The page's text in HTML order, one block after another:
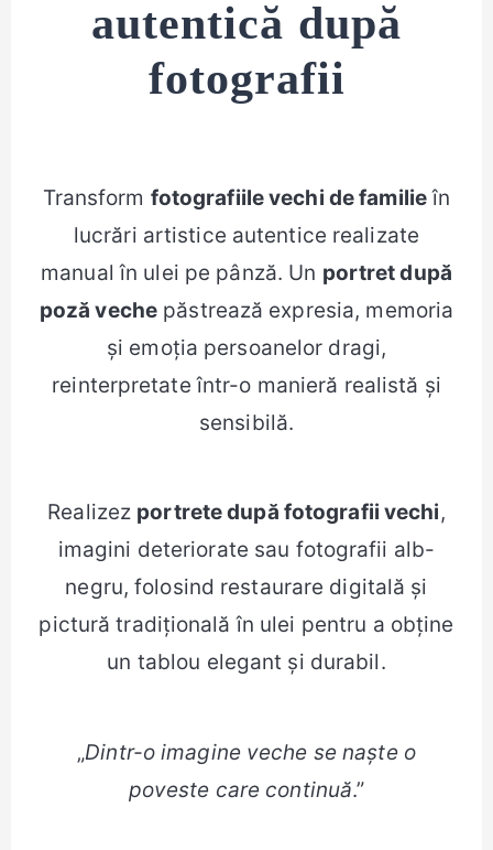
autentică după
fotografii
Transform fotografiile vechi de familieîn
lucrări artistice autentice realizate
manual în ulei pe pânză. Un portret după
poză veche păstrează expresia, memoria
și emoția persoanelor dragi,
reinterpretate într-o manieră realistă și
sensibilă.
Realizez portrete după fotografii vechi,
imagini deteriorate sau fotografii alb-
negru, folosind restaurare digitală și
pictură tradițională în ulei pentru a obține
un tablou elegant și durabil.
„Dintr-o imagine veche se naște o
poveste care continuă.”